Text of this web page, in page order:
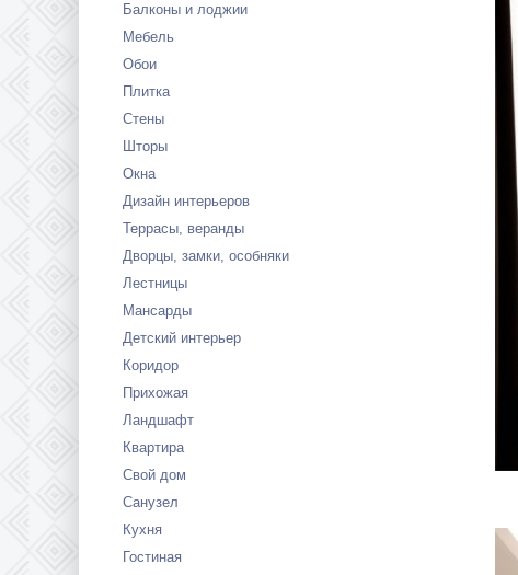
Балконы и лоджии
Мебель
Обои
Плитка
Стены
Шторы
Окна
Дизайн интерьеров
Террасы, веранды
Дворцы, замки, особняки
Лестницы
Мансарды
Детский интерьер
Коридор
Прихожая
Ландшафт
Квартира
Свой дом
Санузел
Кухня
Гостиная